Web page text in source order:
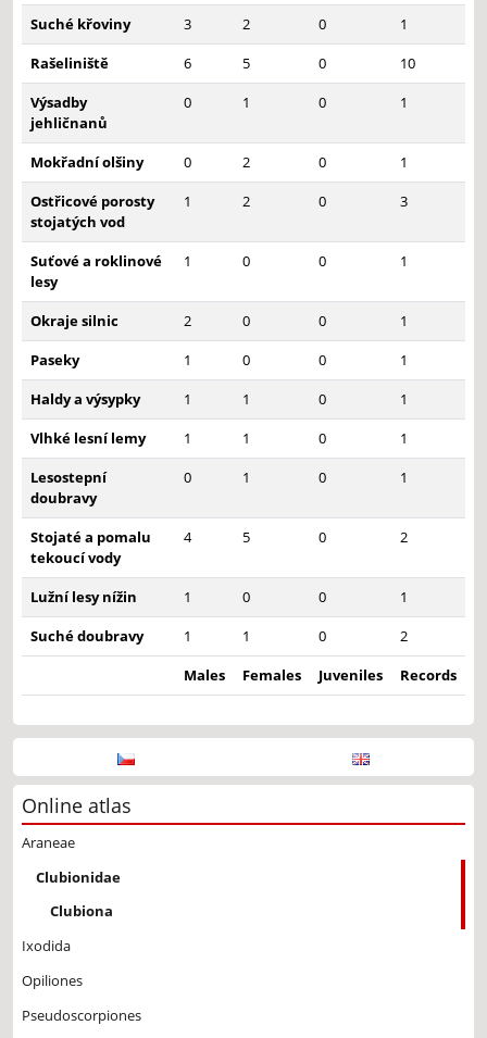
Suché křoviny
3 2 0
1
Rašeliniště
6 5 0
10
Výsadby
jehličnanů
0 1 0 1
Mokřadní olšiny 0 2 0
1
Ostřicové porosty
stojatých vod
1 2 0 3
Suťové a roklinové
lesy
1 0 0 1
Okraje silnic 2 0 0
1
Paseky
1 0 0
1
Haldy a výsypky
1 1 0
1
Vlhké lesní lemy
1 1 0
1
Lesostepní
doubravy
0 1 0 1
Stojaté a pomalu
tekoucí vody
4 5 0 2
Lužní lesy nížin 1 0 0
1
Suché doubravy
1 1 0
2
Males
Females Juveniles Records
Online atlas
Araneae
Clubionidae
Clubiona
Ixodida
Opiliones
Pseudoscorpiones